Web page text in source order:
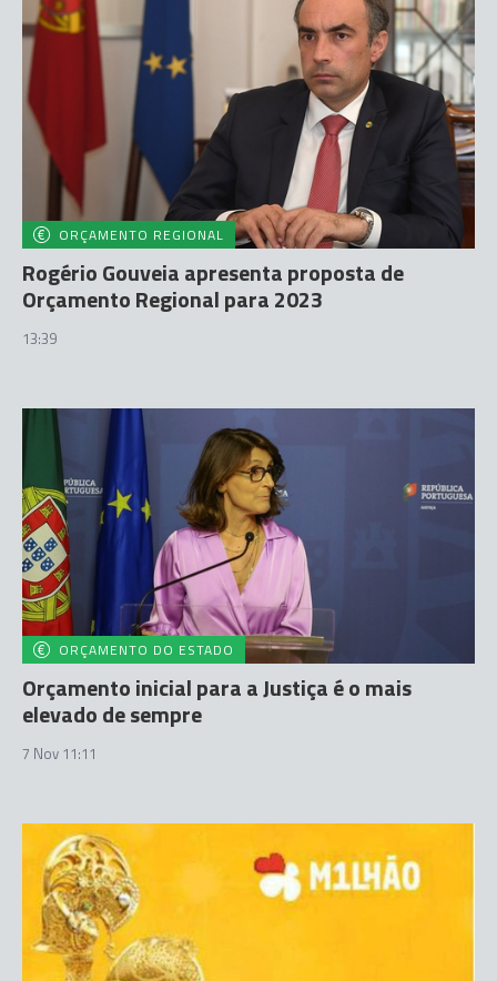
ORÇAMENTO REGIONAL
Rogério Gouveia apresenta proposta de
Orçamento Regional para 2023
13:39
ORÇAMENTO DO ESTADO
Orçamento inicial para a Justiça é o mais
elevado de sempre
7 Nov 11:11